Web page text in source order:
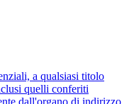
a qualsiasi titolo
quelli conferiti